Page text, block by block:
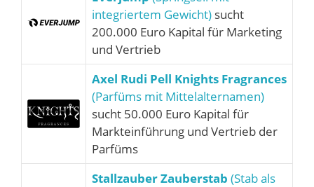
integriertem Gewicht) sucht
200.000 Euro Kapital für Marketing
und Vertrieb
Axel Rudi Pell Knights Fragrances
(Parfüms mit Mittelalternamen)
sucht 50.000 Euro Kapital für
Markteinführung und Vertrieb der
Parfüms
Stallzauber Zauberstab (Stab als